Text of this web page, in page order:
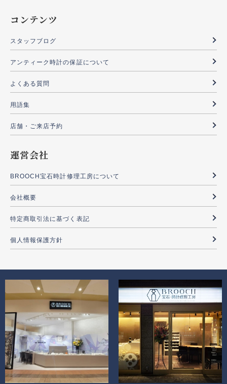
コンテンツ
スタッフブログ
アンティーク時計の保証について
よくある質問
用語集
店舗・ご来店予約
運営会社
BROOCH宝石時計修理工房について
会社概要
特定商取引法に基づく表記
個人情報保護方針